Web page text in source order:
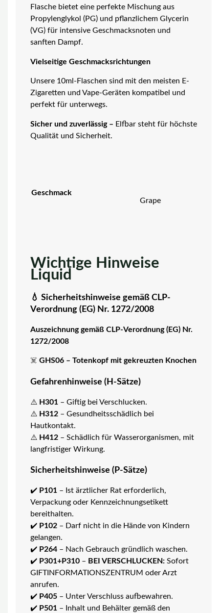
Flasche bietet eine perfekte Mischung aus
Propylenglykol (PG) und pflanzlichem Glycerin
(VG) für intensive Geschmacksnoten und
sanften Dampf.
Vielseitige Geschmacksrichtungen
Unsere 10ml-Flaschen sind mit den meisten E-
Zigaretten und Vape-Geräten kompatibel und
perfekt für unterwegs.
Sicher und zuverlässig – Elfbar steht für höchste
Qualität und Sicherheit.
Geschmack
Grape
Wichtige Hinweise
Liquid
💧 Sicherheitshinweise gemäß CLP-
Verordnung (EG) Nr. 1272/2008
Auszeichnung gemäß CLP-Verordnung (EG) Nr.
1272/2008
☠️ GHS06 – Totenkopf mit gekreuzten Knochen
Gefahrenhinweise (H-Sätze)
⚠️ H301– Giftig bei Verschlucken.
⚠️ H312– Gesundheitsschädlich bei
Hautkontakt.
⚠️ H412– Schädlich für Wasserorganismen, mit
langfristiger Wirkung.
Sicherheitshinweise (P-Sätze)
✔️ P101– Ist ärztlicher Rat erforderlich,
Verpackung oder Kennzeichnungsetikett
bereithalten.
✔️ P102– Darf nicht in die Hände von Kindern
gelangen.
✔️ P264– Nach Gebrauch gründlich waschen.
✔️ P301+P310– BEI VERSCHLUCKEN:Sofort
GIFTINFORMATIONSZENTRUM oder Arzt
anrufen.
✔️ P405– Unter Verschluss aufbewahren.
✔️ P501– Inhalt und Behälter gemäß den